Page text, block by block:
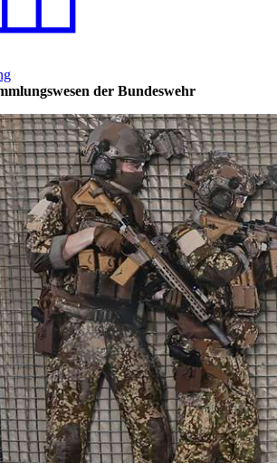
der Bundeswehr